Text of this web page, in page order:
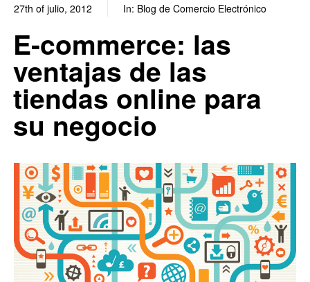
27th of julio, 2012 In: Blog de Comercio Electrónico
E-commerce: las
ventajas de las
tiendas online para
su negocio